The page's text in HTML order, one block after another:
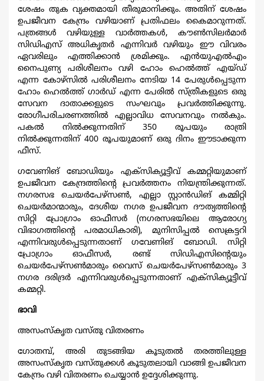
ശേഷം തുക വ്യക്തമായി തീരുമാനിക്കും. അതിന് ശേഷം
ഉപജീവന കേന്ദ്രം വഴിയാണ് പ്രതിഫലം കൈമാറുന്നത്.
പത്രങ്ങള്‍ വഴിയുള്ള വാര്‍ത്തകള്‍, കൗണ്‍സിലര്‍മാര്‍
സിഡിഎസ് അധികൃതര്‍ എന്നിവര്‍ വഴിയും ഈ വിവരം
ഏവരിലും എത്തിക്കാന്‍ ശ്രമിക്കും. എന്‍യുഎല്‍എം
നൈപുണ്യ പരിശീലനം വഴി ഹോം ഹെല്‍ത്ത് എയ്ഡ്
എന്ന കോഴ്സില്‍ പരിശീലനം നേടിയ 14 പേരുള്‍പ്പെടുന്ന
ഹോം ഹെല്‍ത്ത് ഗാര്‍ഡ് എന്ന പേരില്‍ സ്ത്രീകളുടെ ഒരു
സേവന ദാതാക്കളുടെ സംഘവും പ്രവര്‍ത്തിക്കുന്നു.
രോഗീപരിചരണത്തില്‍ എല്ലാവിധ സേവനവും നല്‍കും.
പകല്‍ നില്‍ക്കുന്നതിന് 350 രൂപയും രാത്രി
നില്‍ക്കുന്നതിന് 400 രൂപയുമാണ് ഒരു ദിനം ഈടാക്കുന്ന
ഫീസ്.
ഗവേണിങ് ബോഡിയും എക്സിക്യൂട്ടീവ് കമ്മറ്റിയുമാണ്
ഉപജീവന കേന്ദ്രത്തിന്‍റെ പ്രവര്‍ത്തനം നിയന്ത്രിക്കുന്നത്.
നഗരസഭ ചെയര്‍പേഴ്സണ്‍, എല്ലാ സ്റ്റാന്‍ഡിങ് കമ്മിറ്റി
ചെയര്‍മാന്മാരും, ദേശീയ നഗര ഉപജീവന ദൗത്യത്തിന്‍റെ
സിറ്റി പ്രോഗ്രാം ഓഫീസര്‍ (നഗരസഭയിലെ ആരോഗ്യ
വിഭാഗത്തിന്‍റെ പരമാധികാരി), മുനിസിപ്പല്‍ സെക്രട്ടറി
എന്നിവരുള്‍പ്പെടുന്നതാണ് ഗവേണിങ് ബോഡി. സിറ്റി
പ്രോഗ്രാം ഓഫീസര്‍, രണ്ട് സിഡിഎസിന്‍റെയും
ചെയര്‍പേഴ്സണ്‍മാരും വൈസ് ചെയര്‍പേഴ്സണ്‍മാരും 3
നഗര ദരിദ്രര്‍ എന്നിവരുള്‍പ്പെടുന്നതാണ് എക്സിക്യൂട്ടീവ്
കമ്മറ്റി.
ഭാവി
അസംസ്കൃത വസ്തു വിതരണം
ഗോതമ്പ്, അരി തുടങ്ങിയ കൂടുതല്‍ തരത്തിലുള്ള
അസംസ്കൃത വസ്തുക്കള്‍ കൂടുതലായി വാങ്ങി ഉപജീവന
കേന്ദ്രം വഴി വിതരണം ചെയ്യാന്‍ ഉദ്ദേശിക്കുന്നു.